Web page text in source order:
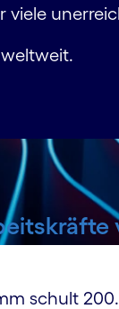
viele
schult